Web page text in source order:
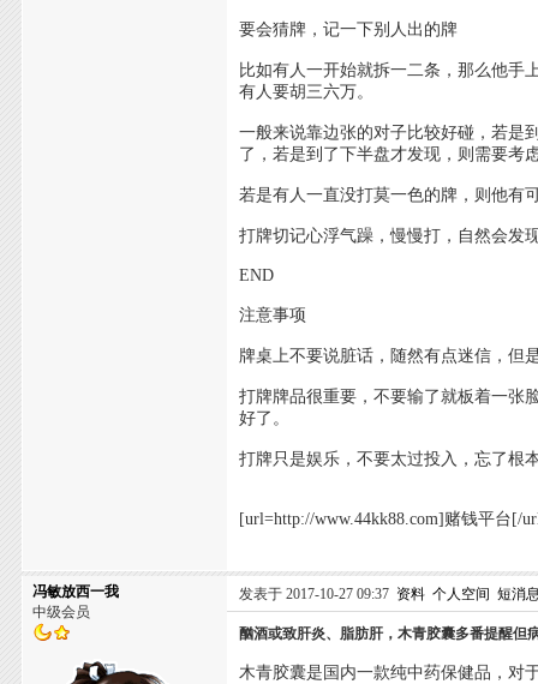
要会猜牌，记一下别人出的牌
比如有人一开始就拆一二条，那么他手
有人要胡三六万。
一般来说靠边张的对子比较好碰，若是
了，若是到了下半盘才发现，则需要考
若是有人一直没打莫一色的牌，则他有
打牌切记心浮气躁，慢慢打，自然会发
END
注意事项
牌桌上不要说脏话，随然有点迷信，但
打牌牌品很重要，不要输了就板着一张
好了。
打牌只是娱乐，不要太过投入，忘了根
[url=http://www.44kk88.com]赌钱平台
冯敏放西一我
中级会员
发表于 2017-10-27 09:37 资料 个人空间 短消
酗酒或致肝炎、脂肪肝，木青胶囊多番提醒但
木青胶囊是国内一款纯中药保健品，对